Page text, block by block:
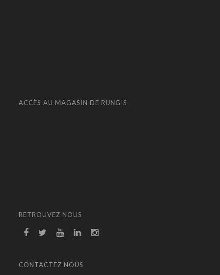
ACCÈS AU MAGASIN DE RUNGIS
RETROUVEZ NOUS
CONTACTEZ NOUS